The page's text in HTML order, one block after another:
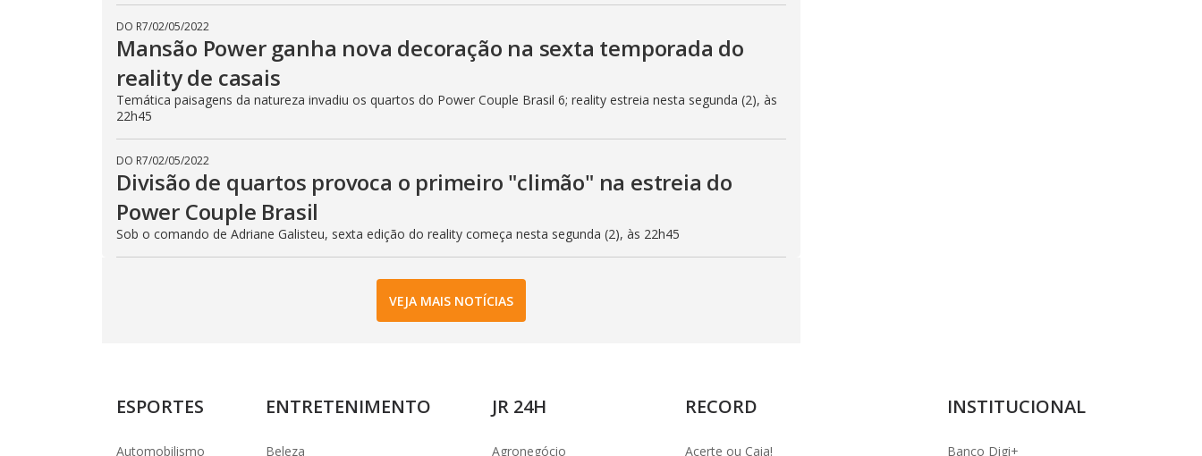
DO R7/02/05/2022
Mansão Power ganha nova decoração na sexta temporada do
reality de casais
Temática paisagens da natureza invadiu os quartos do Power Couple Brasil 6; reality estreia nesta segunda (2), às
22h45
DO R7/02/05/2022
Divisão de quartos provoca o primeiro "climão" na estreia do
Power Couple Brasil
Sob o comando de Adriane Galisteu, sexta edição do reality começa nesta segunda (2), às 22h45
VEJA MAIS NOTÍCIAS
ESPORTES
Automobilismo
ENTRETENIMENTO
Beleza
JR 24H
Agronegócio
RECORD
Acerte ou Caia!
INSTITUCIONAL
Banco Digi+